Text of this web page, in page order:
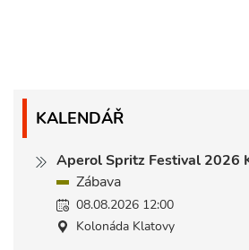
KALENDÁŘ
Aperol Spritz Festival 2026
Zábava
08.08.2026 12:00
Kolonáda Klatovy